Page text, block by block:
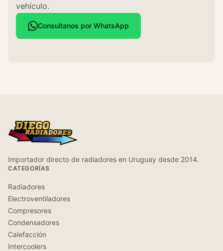
vehículo.
Consultanos por WhatsApp
Importador directo de radiadores en Uruguay desde 2014.
CATEGORÍAS
Radiadores
Electroventiladores
Compresores
Condensadores
Calefacción
Intercoolers